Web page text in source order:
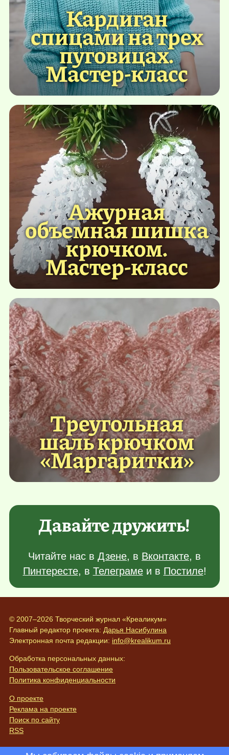
Кардиган
спицами на трех
пуговицах.
Мастер-класс
Ажурная
объемная шишка
крючком.
Мастер-класс
Треугольная
шаль крючком
«Маргаритки»
Давайте дружить!
Читайте нас в Дзене, в Вконтакте, в
Пинтересте, в Телеграмеи в Постиле!
© 2007–2026 Творческий журнал «Креаликум»
Главный редактор проекта: Дарья Насибулина
Электронная почта редакции: info@krealikum.ru
Обработка персональных данных:
Пользовательское соглашение
Политика конфиденциальности
О проекте
Реклама на проекте
Поиск по сайту
RSS